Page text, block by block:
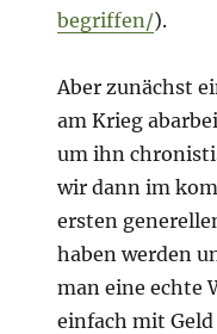
begriffen/).
Aber zunächst
am Krieg
um ihn
wir dann im
ersten
haben werden
man eine echte
einfach mit